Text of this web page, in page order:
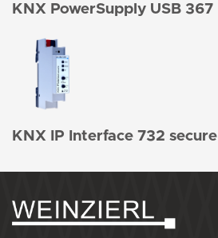
KNX PowerSupply USB 367
KNX IP Interface 732 secure